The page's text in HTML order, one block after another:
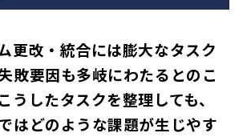
更改・統合には膨大なタスク
敗要因も多岐にわたるとのこ
うしたタスクを整理しても、
はどのような課題が生じやす